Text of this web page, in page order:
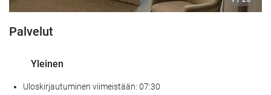
Palvelut
Yleinen
Uloskirjautuminen viimeistään: 07:30